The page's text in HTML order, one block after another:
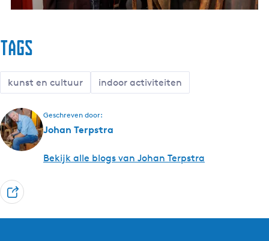
b
l
o
g
Tags
kunst en cultuur indoor activiteiten
Geschreven door:
Johan Terpstra
Bekijk alle blogs van Johan Terpstra
D